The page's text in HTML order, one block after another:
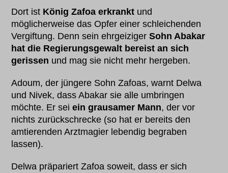
Dort ist König Zafoa erkrankt und
möglicherweise das Opfer einer schleichenden
Vergiftung. Denn sein ehrgeizigerSohn Abakar
hat die Regierungsgewalt bereist an sich
gerissen und mag sie nicht mehr hergeben.
Adoum, der jüngere Sohn Zafoas, warnt Delwa
und Nivek, dass Abakar sie alle umbringen
möchte. Er seiein grausamer Mann, der vor
nichts zurückschrecke (so hat er bereits den
amtierenden Arztmagier lebendig begraben
lassen).
Delwa präpariert Zafoa soweit, dass er sich